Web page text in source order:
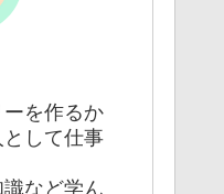
を作るか
して仕事
など学ん